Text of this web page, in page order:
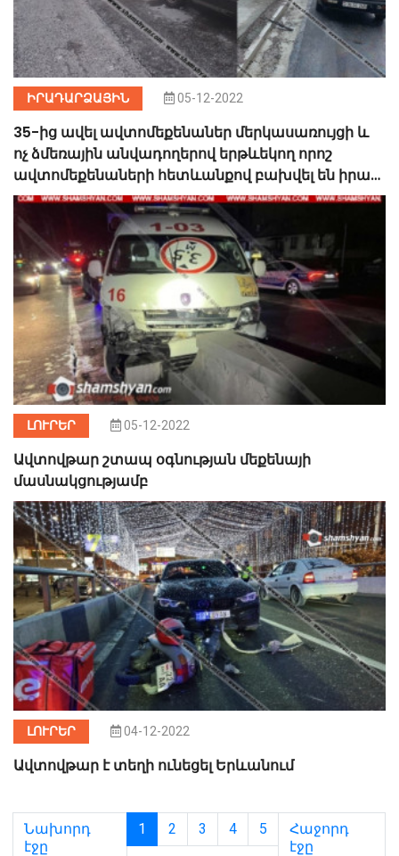
ԻՐԱԴԱՐՁԱՅԻՆ 05-12-2022
35-ից ավել ավտոմեքենաներ մերկասառույցի և
ոչ ձմեռային անվադողերով երթևեկող որոշ
ավտոմեքենաների հետևանքով բախվել են իրար․
կան վիրավորներ․ ՖՈՏՈ
ԼՈՒՐԵՐ 05-12-2022
Ավտովթար շտապ օգնության մեքենայի
մասնակցությամբ
ԼՈՒՐԵՐ 04-12-2022
Ավտովթար է տեղի ունեցել Երևանում
Նախորդ
էջը
1 2 3 4 5
Հաջորդ
էջը